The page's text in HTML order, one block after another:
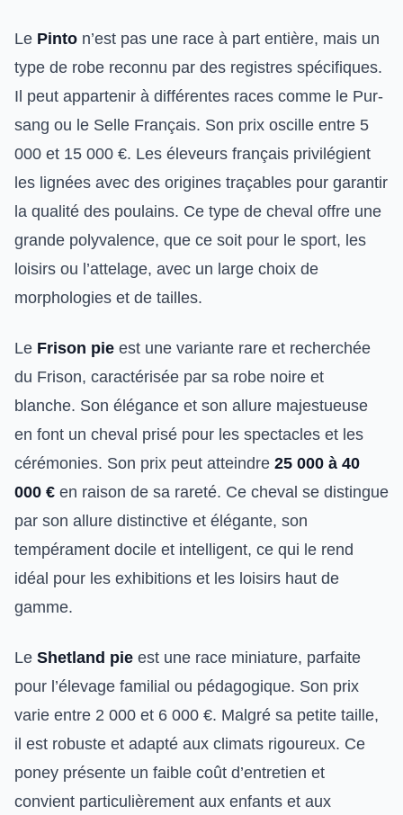
Le Pinto n’est pas une race à part entière, mais un
type de robe reconnu par des registres spécifiques.
Il peut appartenir à différentes races comme le Pur-
sang ou le Selle Français. Son prix oscille entre 5
000 et 15 000 €. Les éleveurs français privilégient
les lignées avec des origines traçables pour garantir
la qualité des poulains. Ce type de cheval offre une
grande polyvalence, que ce soit pour le sport, les
loisirs ou l’attelage, avec un large choix de
morphologies et de tailles.
Le Frison pie est une variante rare et recherchée
du Frison, caractérisée par sa robe noire et
blanche. Son élégance et son allure majestueuse
en font un cheval prisé pour les spectacles et les
cérémonies. Son prix peut atteindre 25 000 à 40
000 € en raison de sa rareté. Ce cheval se distingue
par son allure distinctive et élégante, son
tempérament docile et intelligent, ce qui le rend
idéal pour les exhibitions et les loisirs haut de
gamme.
Le Shetland pie est une race miniature, parfaite
pour l’élevage familial ou pédagogique. Son prix
varie entre 2 000 et 6 000 €. Malgré sa petite taille,
il est robuste et adapté aux climats rigoureux. Ce
poney présente un faible coût d’entretien et
convient particulièrement aux enfants et aux